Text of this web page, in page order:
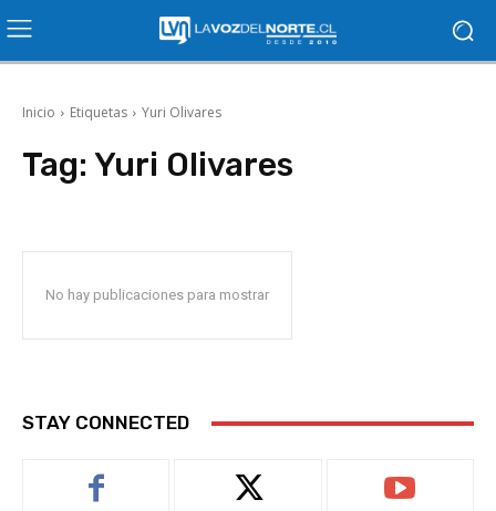
Inicio Etiquetas Yuri Olivares
Tag: Yuri Olivares
No hay publicaciones para mostrar
STAY CONNECTED